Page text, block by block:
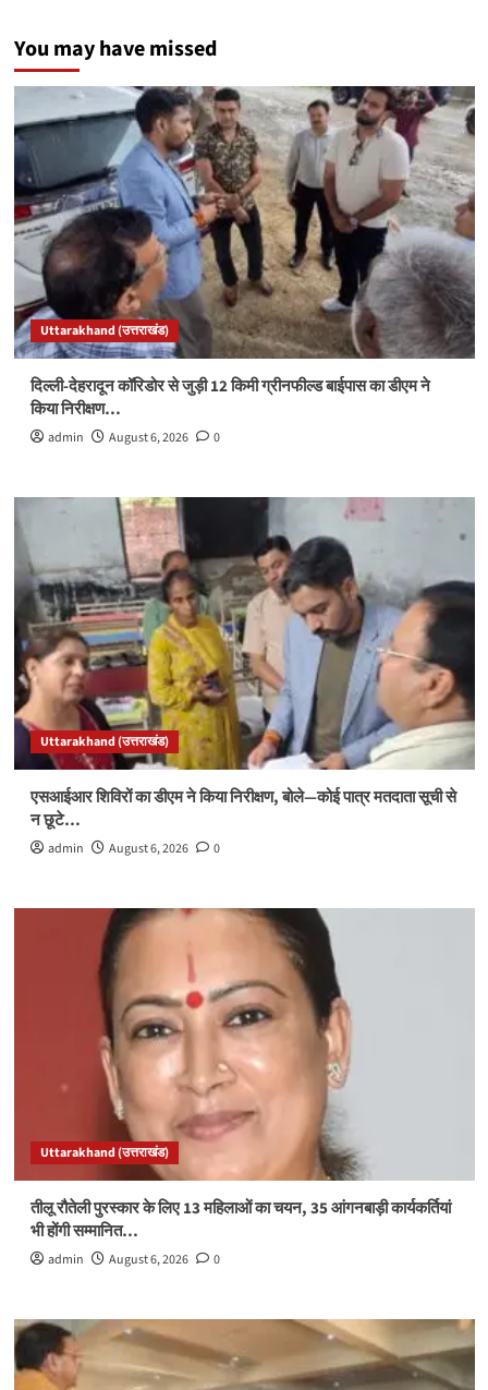
You may have missed
Uttarakhand (उत्तराखंड)
दिल्ली-देहरादून कॉरिडोर से जुड़ी 12 किमी ग्रीनफील्ड बाईपास का डीएम ने
किया निरीक्षण…
admin August 6, 2026 0
Uttarakhand (उत्तराखंड)
एसआईआर शिविरों का डीएम ने किया निरीक्षण, बोले—कोई पात्र मतदाता सूची से
न छूटे…
admin August 6, 2026 0
Uttarakhand (उत्तराखंड)
तीलू रौतेली पुरस्कार के लिए 13 महिलाओं का चयन, 35 आंगनबाड़ी कार्यकर्तियां
भी होंगी सम्मानित…
admin August 6, 2026 0